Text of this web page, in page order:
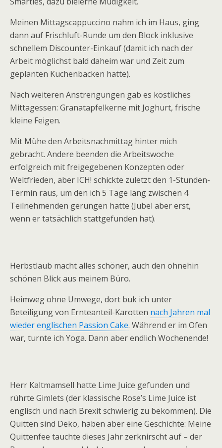
Meinen Mittagscappuccino nahm ich im Haus, ging
dann auf Frischluft-Runde um den Block inklusive
schnellem Discounter-Einkauf (damit ich nach der
Arbeit möglichst bald daheim war und Zeit zum
geplanten Kuchenbacken hatte).
Nach weiteren Anstrengungen gab es köstliches
Mittagessen: Granatapfelkerne mit Joghurt, frische
kleine Feigen.
Mit Mühe den Arbeitsnachmittag hinter mich
gebracht. Andere beenden die Arbeitswoche
erfolgreich mit freigegebenen Konzepten oder
Weltfrieden, aber ICH! schickte zuletzt den 1-Stunden-
Termin raus, um den ich 5 Tage lang zwischen 4
Teilnehmenden gerungen hatte (Jubel aber erst,
wenn er tatsächlich stattgefunden hat).
Herbstlaub macht alles schöner, auch den ohnehin
schönen Blick aus meinem Büro.
Heimweg ohne Umwege, dort buk ich unter
Beteiligung von Ernteanteil-Karotten nach Jahren mal
wieder englischen Passion Cake. Während er im Ofen
war, turnte ich Yoga. Dann aber endlich Wochenende!
Herr Kaltmamsell hatte Lime Juice gefunden und
rührte Gimlets (der klassische Rose’s Lime Juice ist
englisch und nach Brexit schwierig zu bekommen). Die
Quitten sind Deko, haben aber eine Geschichte: Meine
Quittenfee tauchte dieses Jahr zerknirscht auf – der